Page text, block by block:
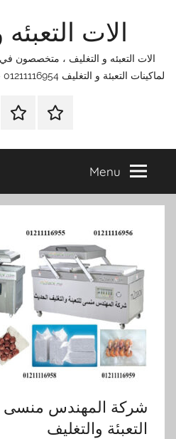
الات
الات التعبئه و التغليف ، متخصصون في
لماكينات التعبئة و التغليف 01211116954 – 01211116956 – 01211116958
الرئيسيةاتصل
Menu
شركة المهندس منسى
التعبئة والتغليف